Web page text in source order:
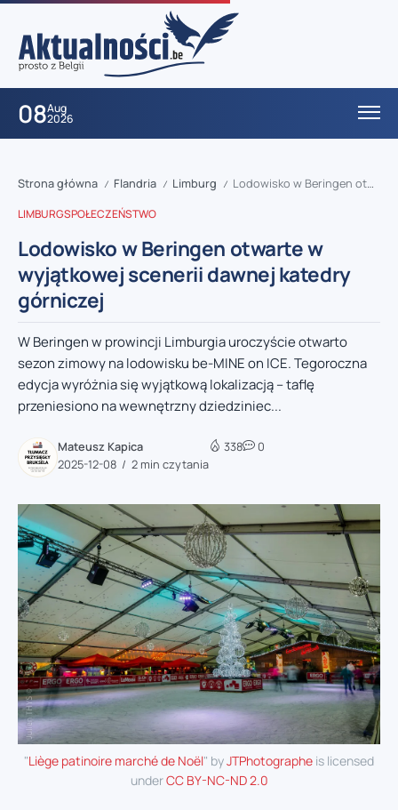
08Aug
2026
Strona główna / Flandria / Limburg / Lodowisko w Beringen otwarte w wyjątkowej scenerii dawnej katedry górniczej
LIMBURGSPOŁECZEŃSTWO
Lodowisko w Beringen otwarte w
wyjątkowej scenerii dawnej katedry
górniczej
W Beringen w prowincji Limburgia uroczyście otwarto
sezon zimowy na lodowisku be-MINE on ICE. Tegoroczna
edycja wyróżnia się wyjątkową lokalizacją – taflę
przeniesiono na wewnętrzny dziedziniec...
Mateusz Kapica
2025-12-08
2 min czytania
338 0
"Liège patinoire marché de Noël" byJTPhotographe is licensed
underCC BY-NC-ND 2.0